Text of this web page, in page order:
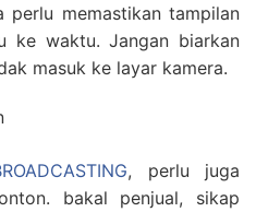
perlu memastikan tampilan
ke waktu. Jangan biarkan
masuk ke layar kamera.
, perlu juga
bakal penjual, sikap